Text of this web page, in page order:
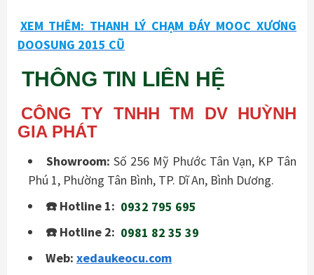
XEM THÊM: THANH LÝ CHẠM ĐÁY MOOC XƯƠNG
DOOSUNG 2015 CŨ
THÔNG TIN LIÊN HỆ
CÔNG TY TNHH TM DV HUỲNH
GIA PHÁT
Showroom: Số 256 Mỹ Phước Tân Vạn, KP Tân
Phú 1, Phường Tân Bình, TP. Dĩ An, Bình Dương.
☎️ Hotline 1: 0932 795 695
☎️ Hotline 2: 0981 82 35 39
Web: xedaukeocu.com